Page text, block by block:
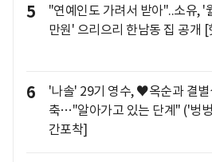
5
"연예인도 가려서 받아"..소유, '
만원' 으리으리 한남동 집 공개
6
'나솔' 29기 영수, ♥옥순과 결별
축…"알아가고 있는 단계" ('벙
간포착]